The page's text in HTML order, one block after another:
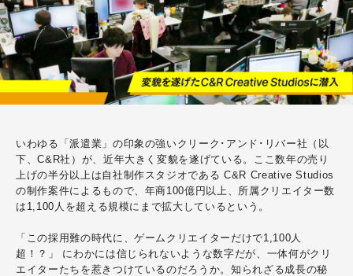
いわゆる「派遣業」の印象の強いクリーク ･ アンド ･ リバー社（以
下、C&R社 ）が、近年大きく変貌を遂げている。ここ数年の売り
上げの半分以上は自社制作スタジオである C&R Creative Studios
の制作案件によるもので、年商100億円以上、所属クリエイター数
は1,100人を超える規模にまで拡大しているという。
「この採用難の時代に、ゲームクリエイターだけで1,100人
超！？」 にわかには信じられないような数字だが、一体何がクリ
エイターたちを惹きつけているのだろうか。 知られざる成長の秘